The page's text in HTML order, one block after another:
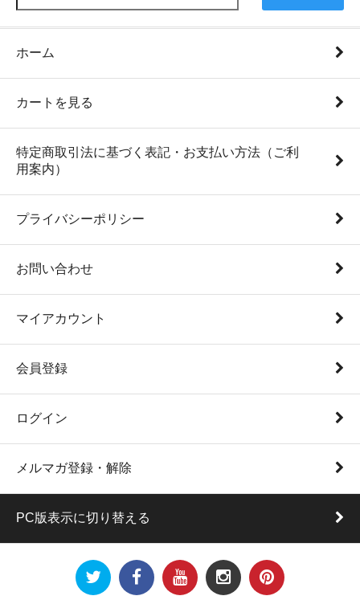
ホーム
カートを見る
特定商取引法に基づく表記・お支払い方法（ご利
用案内）
プライバシーポリシー
お問い合わせ
マイアカウント
会員登録
ログイン
メルマガ登録・解除
PC版表示に切り替える